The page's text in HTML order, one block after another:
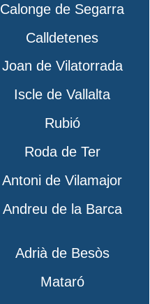
Calonge de Segarra
Calldetenes
Joan de Vilatorrada
Iscle de Vallalta
Rubió
Roda de Ter
Antoni de Vilamajor
Andreu de la Barca
Adrià de Besòs
Mataró